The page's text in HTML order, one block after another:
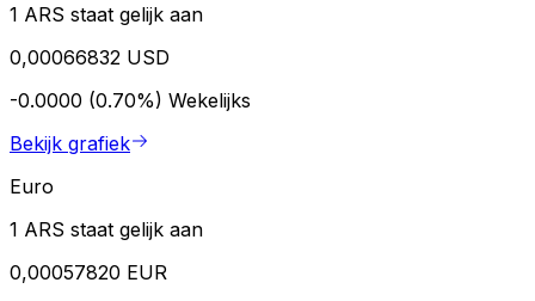
1 ARS staat gelijk aan
0,00066832 USD
-0.0000 (0.70%) Wekelijks
Bekijk grafiek
Euro
1 ARS staat gelijk aan
0,00057820 EUR